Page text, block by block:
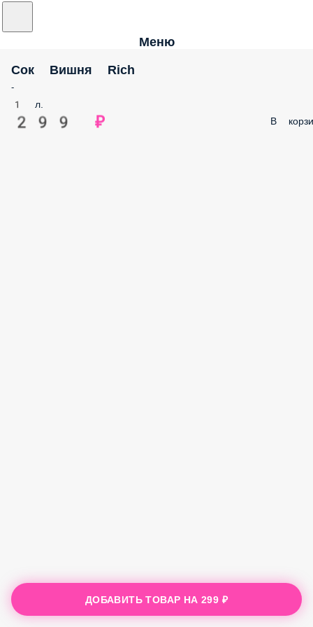
Меню
Сок Вишня Rich
-
1 л.
299 ₽ В
ДОБАВИТЬ ТОВАР НА299 ₽